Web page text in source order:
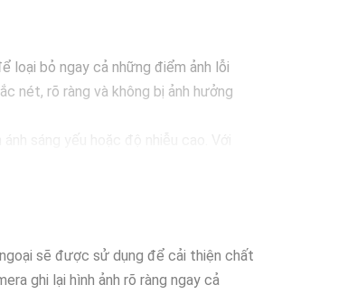
loại bỏ ngay cả những điểm ảnh lỗi
nét, rõ ràng và không bị ảnh hưởng
sẽ được sử dụng để cải thiện chất
ghi lại hình ảnh rõ ràng ngay cả